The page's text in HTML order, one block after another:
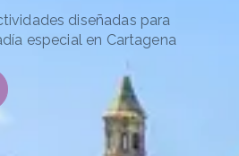
diseñadas para
especial en Cartagena